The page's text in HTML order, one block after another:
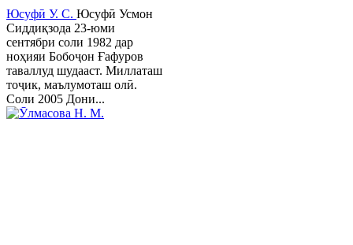
Юсуфӣ У. C. Юсуфӣ Усмон
Сиддиқзода 23-юми
сентябри соли 1982 дар
ноҳияи Бобоҷон Ғафуров
таваллуд шудааст. Миллаташ
тоҷик, маълумоташ олӣ.
Соли 2005 Дони...